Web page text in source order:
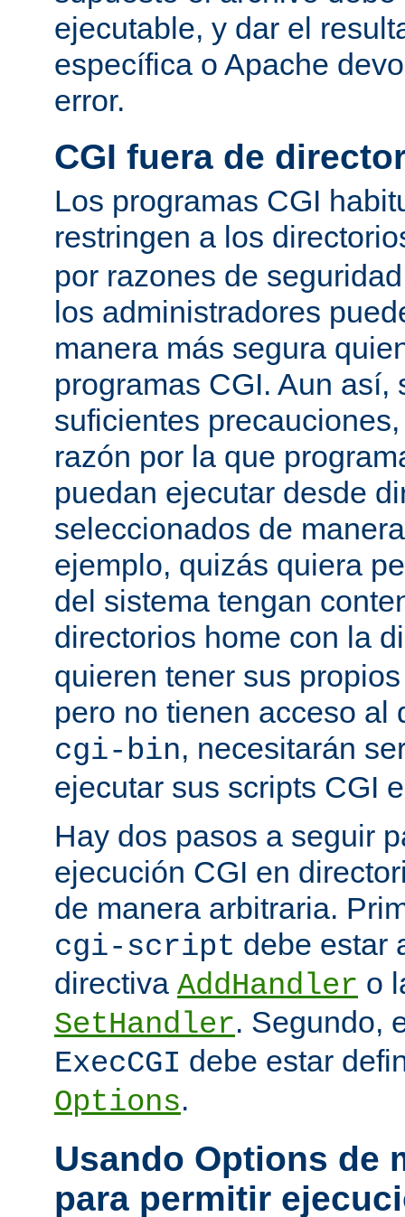
ejecutable, y dar el
específica o Apache
error.
CGI fuera de
Los programas CGI
restringen a los
por razones de
los administradores
manera más segura
programas CGI. Aun así,
suficientes
razón por la que
puedan ejecutar desde
seleccionados de
ejemplo, quizás quiera
del sistema tengan
directorios home con la
quieren tener sus
pero no tienen acceso al
cgi-bin, necesitarán
ejecutar sus scripts CGI
Hay dos pasos a seguir
ejecución CGI en
de manera arbitraria.
cgi-script debe estar
directiva AddHandler o
SetHandler. Segundo,
ExecCGI debe estar
Options.
Usando Options de
para permitir